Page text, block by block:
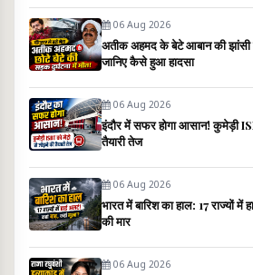
06 Aug 2026
अतीक अहमद के बेटे आबान की
जानिए कैसे हुआ हादसा
06 Aug 2026
इंदौर में सफर होगा आसान! कुमेड़ी
तैयारी तेज
06 Aug 2026
भारत में बारिश का हाल: 17 राज्यों में
की मार
06 Aug 2026